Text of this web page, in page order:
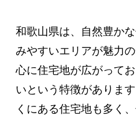
和歌山県は、自然豊か
みやすいエリアが魅力
心に住宅地が広がって
いという特徴がありま
くにある住宅地も多く